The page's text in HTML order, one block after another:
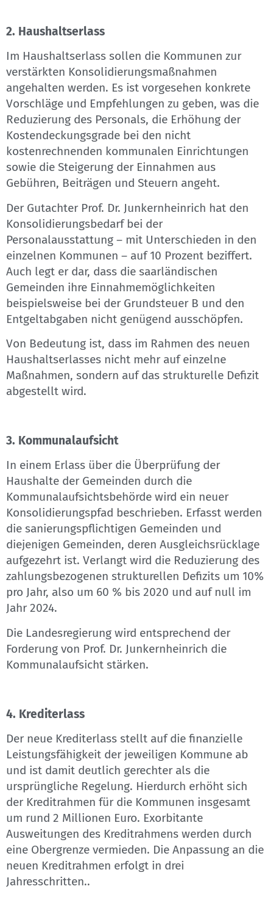
2. Haushaltserlass
Im Haushaltserlass sollen die Kommunen zur
verstärkten Konsolidierungsmaßnahmen
angehalten werden. Es ist vorgesehen konkrete
Vorschläge und Empfehlungen zu geben, was die
Reduzierung des Personals, die Erhöhung der
Kostendeckungsgrade bei den nicht
kostenrechnenden kommunalen Einrichtungen
sowie die Steigerung der Einnahmen aus
Gebühren, Beiträgen und Steuern angeht.
Der Gutachter Prof. Dr. Junkernheinrich hat den
Konsolidierungsbedarf bei der
Personalausstattung – mit Unterschieden in den
einzelnen Kommunen – auf 10 Prozent beziffert.
Auch legt er dar, dass die saarländischen
Gemeinden ihre Einnahmemöglichkeiten
beispielsweise bei der Grundsteuer B und den
Entgeltabgaben nicht genügend ausschöpfen.
Von Bedeutung ist, dass im Rahmen des neuen
Haushaltserlasses nicht mehr auf einzelne
Maßnahmen, sondern auf das strukturelle Defizit
abgestellt wird.
3. Kommunalaufsicht
In einem Erlass über die Überprüfung der
Haushalte der Gemeinden durch die
Kommunalaufsichtsbehörde wird ein neuer
Konsolidierungspfad beschrieben. Erfasst werden
die sanierungspflichtigen Gemeinden und
diejenigen Gemeinden, deren Ausgleichsrücklage
aufgezehrt ist. Verlangt wird die Reduzierung des
zahlungsbezogenen strukturellen Defizits um 10%
pro Jahr, also um 60 % bis 2020 und auf null im
Jahr 2024.
Die Landesregierung wird entsprechend der
Forderung von Prof. Dr. Junkernheinrich die
Kommunalaufsicht stärken.
4. Krediterlass
Der neue Krediterlass stellt auf die finanzielle
Leistungsfähigkeit der jeweiligen Kommune ab
und ist damit deutlich gerechter als die
ursprüngliche Regelung. Hierdurch erhöht sich
der Kreditrahmen für die Kommunen insgesamt
um rund 2 Millionen Euro. Exorbitante
Ausweitungen des Kreditrahmens werden durch
eine Obergrenze vermieden. Die Anpassung an die
neuen Kreditrahmen erfolgt in drei
Jahresschritten..